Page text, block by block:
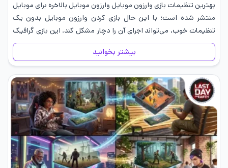
بهترین تنظیمات بازی وارزون موبایل وارزون موبایل بالاخره برای موبایل
منتشر شده است؛ با این حال بازی کردن وارزون موبایل بدون یک
تنظیمات خوب، می‌تواند اجرای آن را دچار مشکل کند. این بازی گرافیک
بسیار بالایی دارد و اگر گوشی…
بیشتر بخوانید